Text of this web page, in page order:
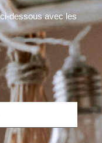
dessous avec les